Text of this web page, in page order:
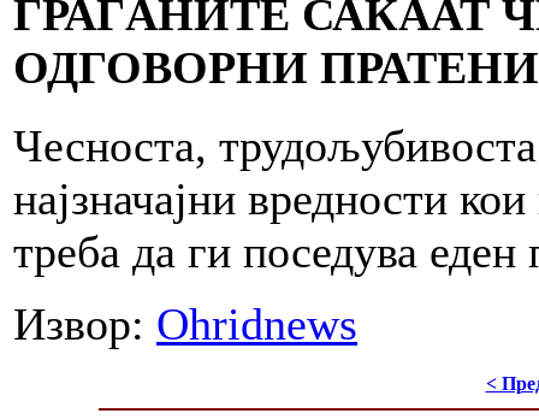
ГРАЃАНИТЕ САКААТ
ОДГОВОРНИ
Чесноста,
најзначајни вредности
треба да ги поседува еден
Извор: Оhridnews
<